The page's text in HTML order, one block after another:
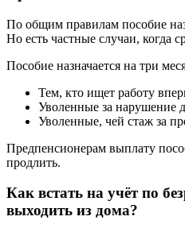
По общим правилам пособие
Но есть частные случаи, когда
Пособие назначается на три
Тем, кто ищет работу
Уволенные за нарушение
Уволенные, чей стаж за
Предпенсионерам выплату
продлить.
Как встать на учёт по
выходить из дома?